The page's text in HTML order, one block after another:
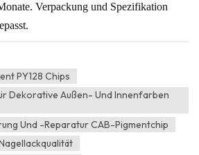
Verpackung und Spezifikation
PY128 Chips
Dekorative Außen- Und Innenfarben
Und -reparatur CAB-Pigmentchip